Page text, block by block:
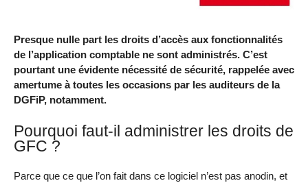
Presque nulle part les droits d’accès aux fonctionnalités
de l’application comptable ne sont administrés. C’est
pourtant une évidente nécessité de sécurité, rappelée avec
amertume à toutes les occasions par les auditeurs de la
DGFiP, notamment.
Pourquoi faut-il administrer les droits de
GFC ?
Parce que ce que l’on fait dans ce logiciel n’est pas anodin, et